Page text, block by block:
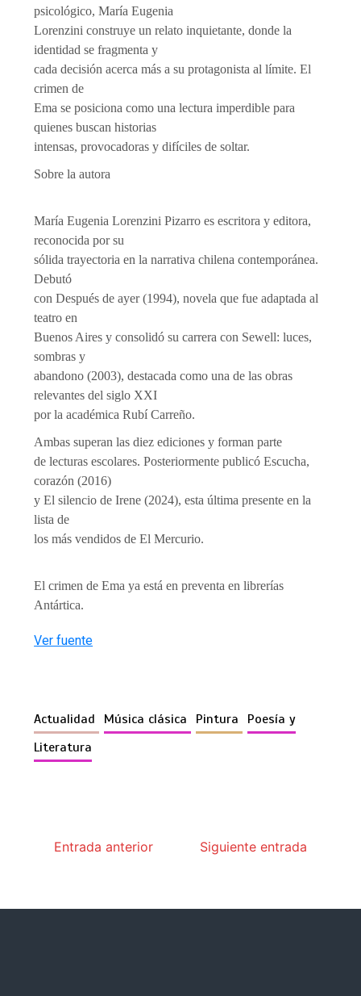
psicológico, María Eugenia
Lorenzini construye un relato inquietante, donde la
identidad se fragmenta y
cada decisión acerca más a su protagonista al límite. El
crimen de
Ema se posiciona como una lectura imperdible para
quienes buscan historias
intensas, provocadoras y difíciles de soltar.
Sobre la autora
María Eugenia Lorenzini Pizarro es escritora y editora,
reconocida por su
sólida trayectoria en la narrativa chilena contemporánea.
Debutó
con Después de ayer (1994), novela que fue adaptada al
teatro en
Buenos Aires y consolidó su carrera con Sewell: luces,
sombras y
abandono (2003), destacada como una de las obras
relevantes del siglo XXI
por la académica Rubí Carreño.
Ambas superan las diez ediciones y forman parte
de lecturas escolares. Posteriormente publicó Escucha,
corazón (2016)
y El silencio de Irene (2024), esta última presente en la
lista de
los más vendidos de El Mercurio.
El crimen de Ema ya está en preventa en librerías
Antártica.
Ver fuente
Actualidad Música clásica Pintura
Poesía y
Literatura
Entrada anterior Siguiente entrada